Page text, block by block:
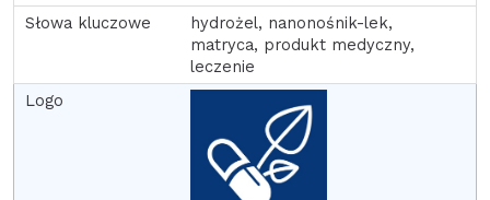
hydrożel, nanonośnik-lek,
matryca, produkt medyczny,
leczenie